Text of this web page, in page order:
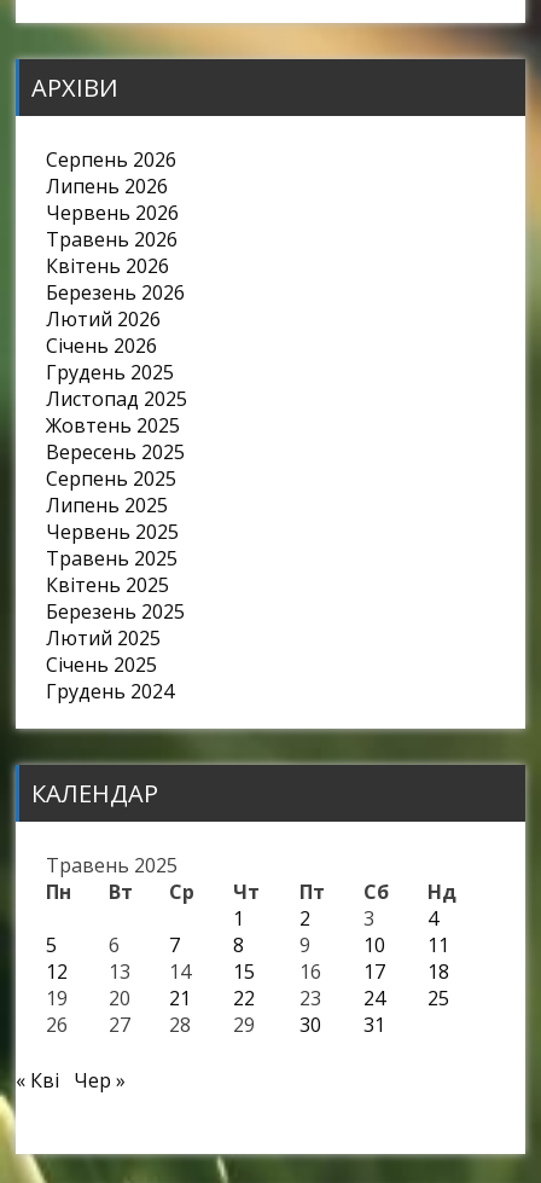
АРХІВИ
Серпень 2026
Липень 2026
Червень 2026
Травень 2026
Квітень 2026
Березень 2026
Лютий 2026
Січень 2026
Грудень 2025
Листопад 2025
Жовтень 2025
Вересень 2025
Серпень 2025
Липень 2025
Червень 2025
Травень 2025
Квітень 2025
Березень 2025
Лютий 2025
Січень 2025
Грудень 2024
КАЛЕНДАР
Травень 2025
Пн
Вт Ср Чт Пт Сб
Нд
1
2 3
4
5
6 7 8 9 10
11
12
13 14 15 16 17
18
19
20 21 22 23 24
25
26
27 28 29 30 31
« Кві Чер »